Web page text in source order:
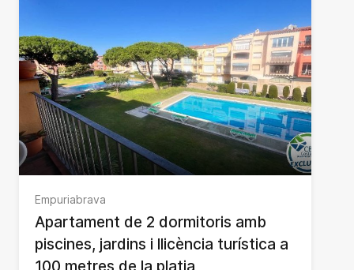
Empuriabrava
Apartament de 2 dormitoris amb
piscines, jardins i llicència turística a